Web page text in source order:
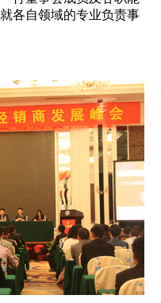
各自领域的专业负责事